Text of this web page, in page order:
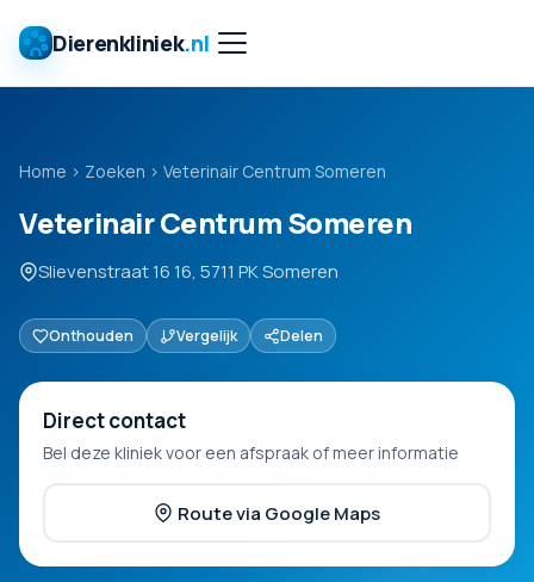
Dierenkliniek.nl
Home › Zoeken › Veterinair Centrum Someren
Veterinair Centrum Someren
Slievenstraat 16 16, 5711 PK Someren
Onthouden Vergelijk Delen
Direct contact
Bel deze kliniek voor een afspraak of meer informatie
Route via Google Maps